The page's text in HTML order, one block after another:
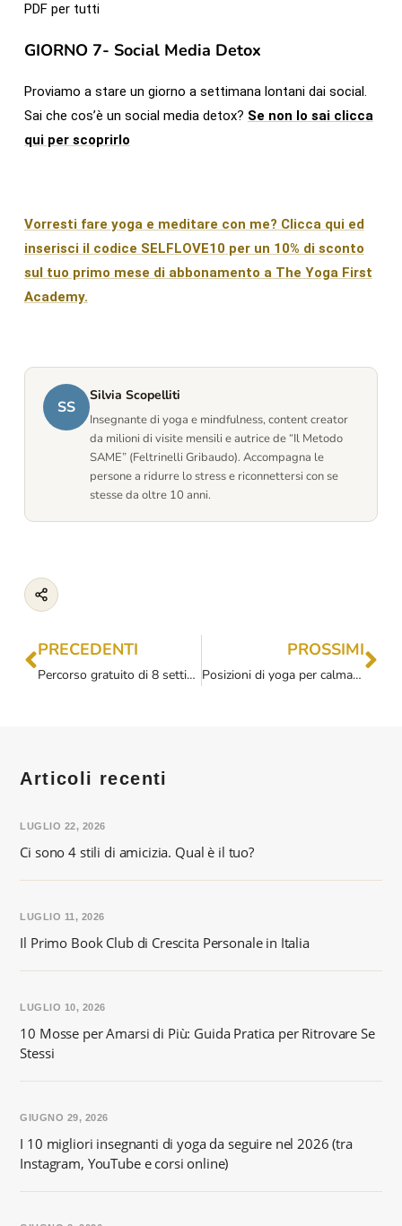
PDF per tutti
GIORNO 7- Social Media Detox
Proviamo a stare un giorno a settimana lontani dai social.
Sai che cos’è un social media detox? Se non lo sai clicca
qui per scoprirlo
Vorresti fare yoga e meditare con me? Clicca qui ed
inserisci il codice SELFLOVE10 per un 10% di sconto
sul tuo primo mese di abbonamento a The Yoga First
Academy.
SS
Silvia Scopelliti
Insegnante di yoga e mindfulness, content creator
da milioni di visite mensili e autrice de “Il Metodo
SAME” (Feltrinelli Gribaudo). Accompagna le
persone a ridurre lo stress e riconnettersi con se
stesse da oltre 10 anni.
PRECEDENTI
Percorso gratuito di 8 settimane: tu e gli 8 rami di Patanjali- MESE 1
PROSSIMI
Posizioni di yoga per calmare la mente
Articoli recenti
Ci sono 4 stili di amicizia. Qual è il tuo?
LUGLIO 22, 2026
Il Primo Book Club di Crescita Personale in Italia
LUGLIO 11, 2026
10 Mosse per Amarsi di Più: Guida Pratica per Ritrovare Se
Stessi
LUGLIO 10, 2026
I 10 migliori insegnanti di yoga da seguire nel 2026 (tra
Instagram, YouTube e corsi online)
GIUGNO 29, 2026